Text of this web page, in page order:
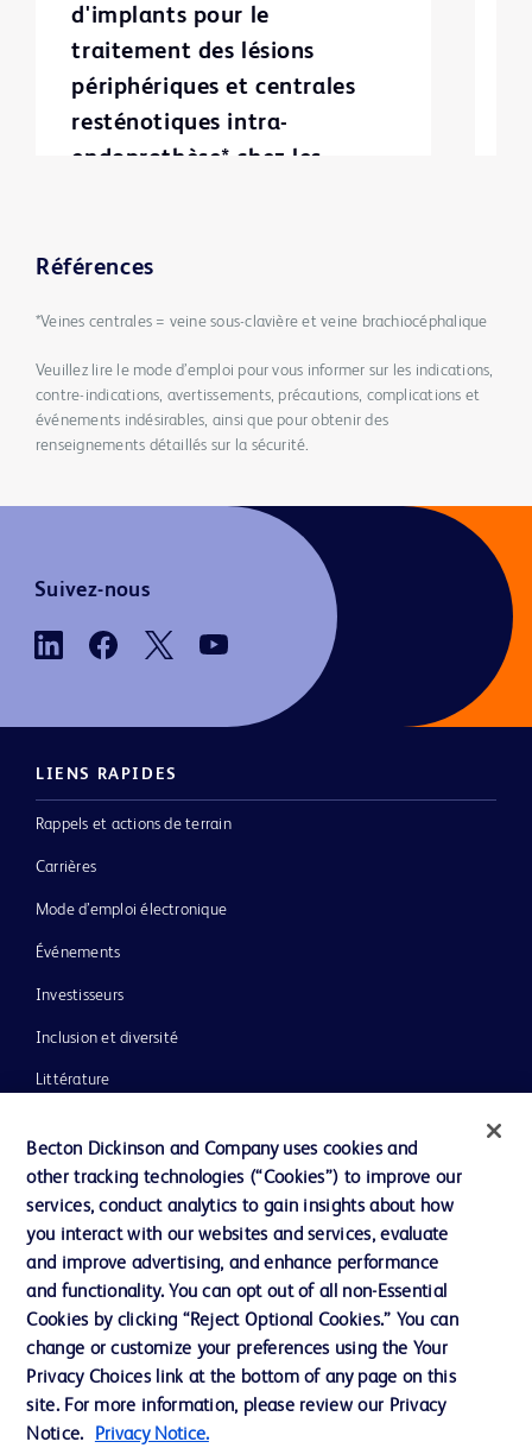
d'implants pour le
traitement des lésions
périphériques et centrales
resténotiques intra-
endoprothèse* chez les
Références
*Veines centrales = veine sous-clavière et veine brachiocéphalique
Veuillez lire le mode d’emploi pour vous informer sur les indications,
contre-indications, avertissements, précautions, complications et
événements indésirables, ainsi que pour obtenir des
renseignements détaillés sur la sécurité.
Suivez-nous
LIENS RAPIDES
Rappels et actions de terrain
Carrières
Mode d’emploi électronique
Événements
Investisseurs
Inclusion et diversité
Littérature
Notre entreprise
Éthique et conformité
Assistance
Nous contacter
Préférences en matière de cookies
Confidentialité
Becton Dickinson and Company uses cookies and
other tracking technologies (“Cookies”) to improve our
services, conduct analytics to gain insights about how
you interact with our websites and services, evaluate
and improve advertising, and enhance performance
and functionality. You can opt out of all non-Essential
Cookies by clicking “Reject Optional Cookies.” You can
change or customize your preferences using the Your
Privacy Choices link at the bottom of any page on this
site. For more information, please review our Privacy
Notice.
Privacy Notice.